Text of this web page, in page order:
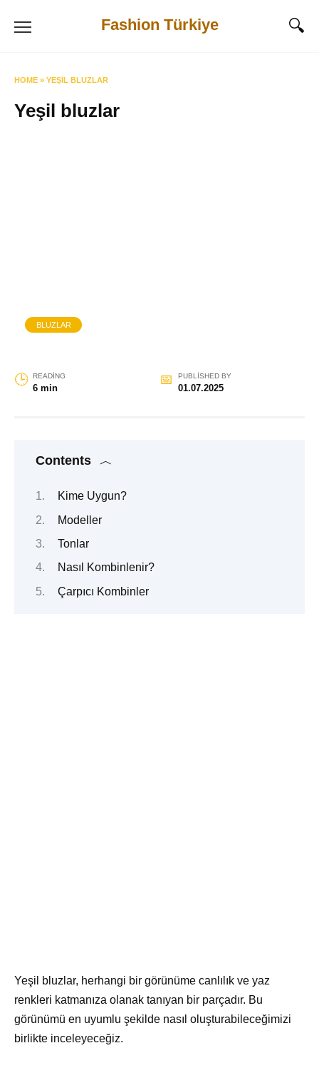
Fashion Türkiye
HOME » YEŞIL BLUZLAR
Yeşil bluzlar
BLUZLAR
READING
6 min
PUBLISHED BY
01.07.2025
Contents
Kime Uygun?
Modeller
Tonlar
Nasıl Kombinlenir?
Çarpıcı Kombinler
Yeşil bluzlar, herhangi bir görünüme canlılık ve yaz
renkleri katmanıza olanak tanıyan bir parçadır. Bu
görünümü en uyumlu şekilde nasıl oluşturabileceğimizi
birlikte inceleyeceğiz.